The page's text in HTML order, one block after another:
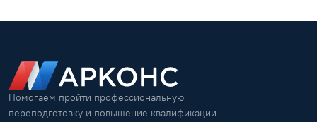
Помогаем пройти профессиональную
переподготовку и повышение квалификации